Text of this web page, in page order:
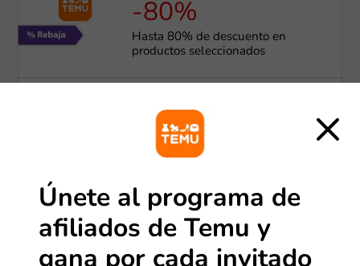
-80%
Hasta 80% de descuento en
productos seleccionados
Envío gratis
Envío estándar gratis para pedidos
Más cupones de Temu
Únete al programa de
afiliados de Temu y
gana por cada invitado